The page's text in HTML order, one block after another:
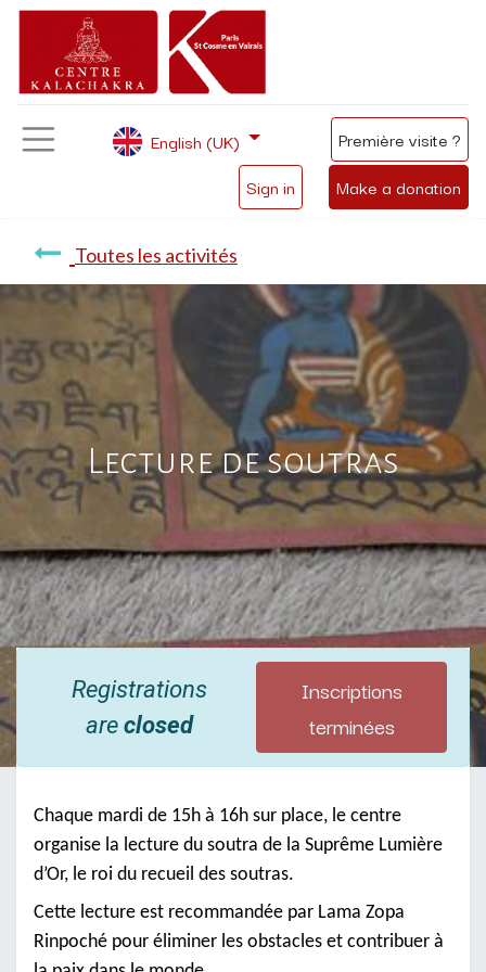
Sign in Make a donation
English (UK) Première visite ?
Toutes les activités
Lecture de soutras
Registrations
areclosed
Inscriptions
terminées
Chaque mardi de 15h à 16h sur place, le centre
organise la lecture du soutra de la Suprême Lumière
d’Or, le roi du recueil des soutras.
Cette lecture est recommandée par Lama Zopa
Rinpoché pour éliminer les obstacles et contribuer à